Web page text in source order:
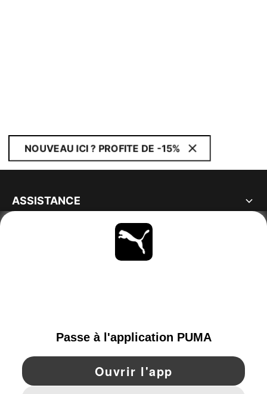
NOUVEAU ICI ? PROFITE DE -15%
ASSISTANCE
YouTube Twitter Pinterest